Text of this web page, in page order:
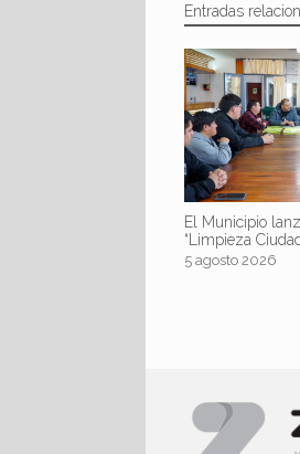
Entradas
El Municipio
“Limpieza
5 agosto 2026